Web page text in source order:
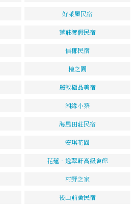
好萊屋民宿
蓮莊渡假民宿
佶椰民宿
檜之園
麗敦極品美宿
湘緣小築
海風田莊民宿
安琪花園
花蓮‧逸翠軒高級會館
村野之家
後山前舍民宿